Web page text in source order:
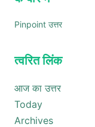
Pinpoint उत्तर
त्वरित लिंक
आज का उत्तर
Today
Archives